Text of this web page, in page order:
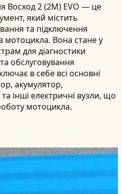
Восход 2 (2М) EVO — це
який містить
та підключення
мотоцикла. Вона стане у
для діагностики
обслуговування
в себе всі основні
акумулятор,
інші електричні вузли, що
мотоцикла.